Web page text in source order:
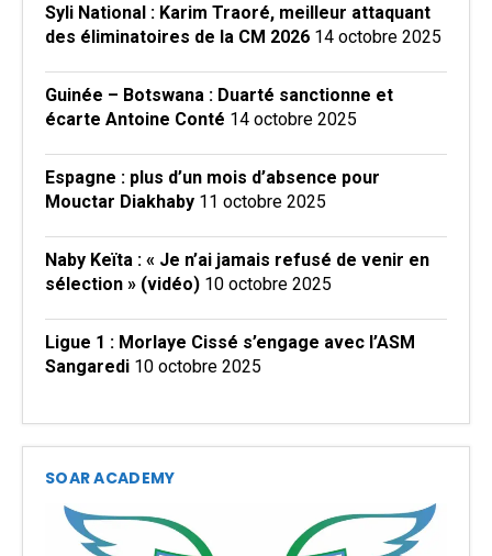
Syli National : Karim Traoré, meilleur attaquant
des éliminatoires de la CM 2026 14 octobre 2025
Guinée – Botswana : Duarté sanctionne et
écarte Antoine Conté 14 octobre 2025
Espagne : plus d’un mois d’absence pour
Mouctar Diakhaby 11 octobre 2025
Naby Keïta : « Je n’ai jamais refusé de venir en
sélection » (vidéo) 10 octobre 2025
Ligue 1 : Morlaye Cissé s’engage avec l’ASM
Sangaredi 10 octobre 2025
SOAR ACADEMY